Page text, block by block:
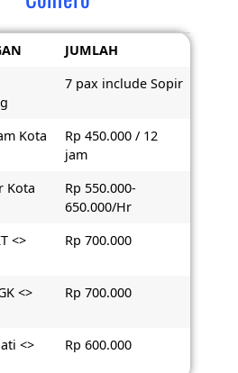
JUMLAH
7 pax include Sopir
Kota
Rp 450.000 / 12
jam
Kota
Rp 550.000-
650.000/Hr
<>
Rp 700.000
<>
Rp 700.000
<>
Rp 600.000